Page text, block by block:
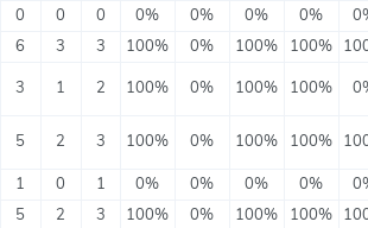
0 0 0 0% 0% 0% 0%
6 3 3 100% 0% 100% 100%
3 1 2 100% 0% 100% 100%
5 2 3 100% 0% 100% 100%
1 0 1 0% 0% 0% 0%
5 2 3 100% 0% 100% 100%